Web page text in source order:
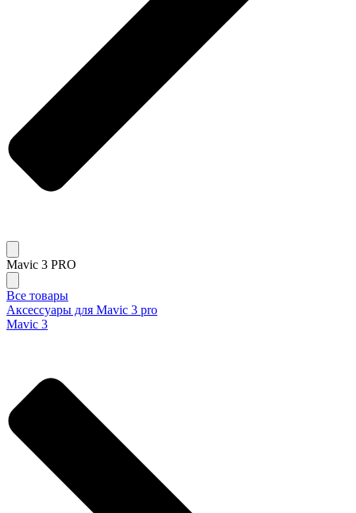
Mavic 3 PRO
Все товары
Аксессуары для Mavic 3 pro
Mavic 3